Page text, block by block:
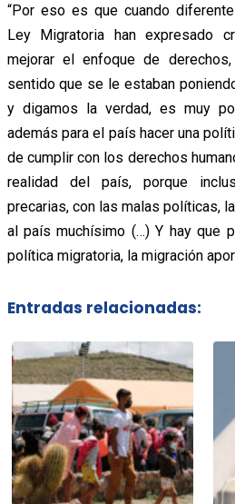
“Por eso es que cuando
Ley Migratoria han expresado
mejorar el enfoque de
sentido que se le estaban
y digamos la verdad, es muy
además para el país hacer una
de cumplir con los derechos
realidad del país, porque
precarias, con las malas políticas,
al país muchísimo (…) Y hay que
política migratoria, la migración
Entradas relacionadas: